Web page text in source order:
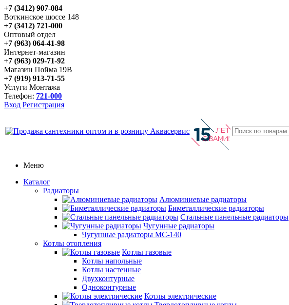
+7 (3412) 907-084
Воткинское шоссе 148
+7 (3412) 721-000
Оптовый отдел
+7 (963) 064-41-98
Интернет-магазин
+7 (963) 029-71-92
Магазин Пойма 19В
+7 (919) 913-71-55
Услуги Монтажа
Телефон: 721-000
Вход Регистрация
Меню
Каталог
Радиаторы
Алюминиевые радиаторы
Биметаллические радиаторы
Стальные панельные радиаторы
Чугунные радиаторы
Чугунные радиаторы МС-140
Котлы отопления
Котлы газовые
Котлы напольные
Котлы настенные
Двухконтурные
Одноконтурные
Котлы электрические